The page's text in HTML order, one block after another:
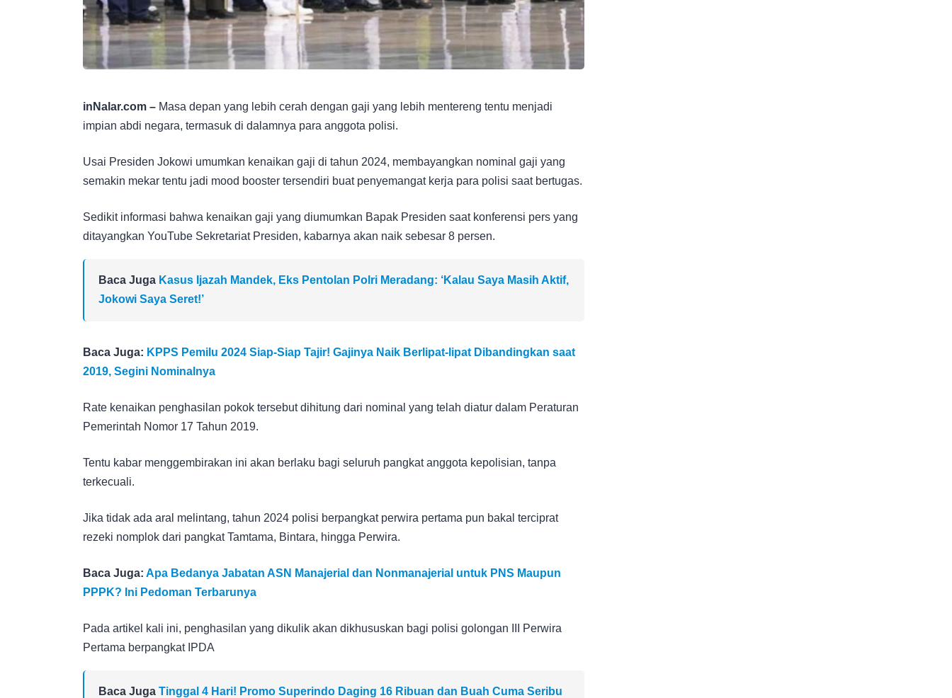
inNalar.com – Masa depan yang lebih cerah dengan gaji yang lebih mentereng tentu menjadi
impian abdi negara, termasuk di dalamnya para anggota polisi.
Usai Presiden Jokowi umumkan kenaikan gaji di tahun 2024, membayangkan nominal gaji yang
semakin mekar tentu jadi mood booster tersendiri buat penyemangat kerja para polisi saat bertugas.
Sedikit informasi bahwa kenaikan gaji yang diumumkan Bapak Presiden saat konferensi pers yang
ditayangkan YouTube Sekretariat Presiden, kabarnya akan naik sebesar 8 persen.
Baca Juga Kasus Ijazah Mandek, Eks Pentolan Polri Meradang: ‘Kalau Saya Masih Aktif,
Jokowi Saya Seret!’
Baca Juga: KPPS Pemilu 2024 Siap-Siap Tajir! Gajinya Naik Berlipat-lipat Dibandingkan saat
2019, Segini Nominalnya
Rate kenaikan penghasilan pokok tersebut dihitung dari nominal yang telah diatur dalam Peraturan
Pemerintah Nomor 17 Tahun 2019.
Tentu kabar menggembirakan ini akan berlaku bagi seluruh pangkat anggota kepolisian, tanpa
terkecuali.
Jika tidak ada aral melintang, tahun 2024 polisi berpangkat perwira pertama pun bakal terciprat
rezeki nomplok dari pangkat Tamtama, Bintara, hingga Perwira.
Baca Juga: Apa Bedanya Jabatan ASN Manajerial dan Nonmanajerial untuk PNS Maupun
PPPK? Ini Pedoman Terbarunya
Pada artikel kali ini, penghasilan yang dikulik akan dikhususkan bagi polisi golongan III Perwira
Pertama berpangkat IPDA
Baca Juga Tinggal 4 Hari! Promo Superindo Daging 16 Ribuan dan Buah Cuma Seribu